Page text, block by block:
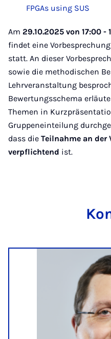
FPGAs using SUS
Am 29.10.2025 von 17:00 -
findet eine
statt. An dieser
sowie die methodischen
Lehrveranstaltung
Bewertungsschema
Themen in
Gruppeneinteilung
dass die Teilnahme an der
verpflichtend ist.